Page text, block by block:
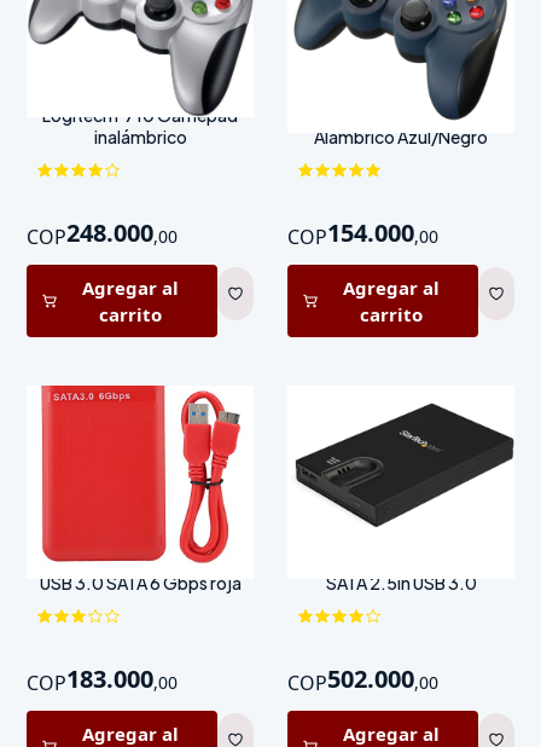
Logitech F710 Gamepad
inalámbrico
COP248.000,00
Agregar al
carrito
Logitech G F310 Gamepad
Alámbrico Azul/Negro
COP154.000,00
Agregar al
carrito
Caja externa Qiilu 2.5 pulg
USB 3.0 SATA 6 Gbps roja
COP183.000,00
Agregar al
SATA 2.5in USB 3.0
COP502.000,00
Agregar al